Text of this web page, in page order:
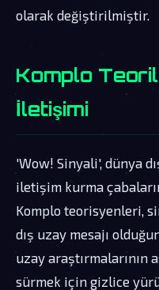
olarak değiştirilmiştir.
Komplo
İletişimi
'Wow! Sinyali', dünya
iletişim kurma
Komplo teorisyenleri,
dış uzay mesajı
uzay araştırmalarının
sürmek için gizlice